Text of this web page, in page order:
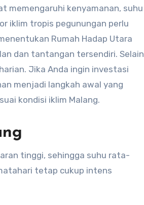
iklim tropis pegunungan perlu
Rumah Hadap Utara
dan tantangan tersendiri. Selain
Jika Anda ingin investasi
menjadi langkah awal yang
kondisi iklim Malang.
tinggi, sehingga suhu rata-
tetap cukup intens